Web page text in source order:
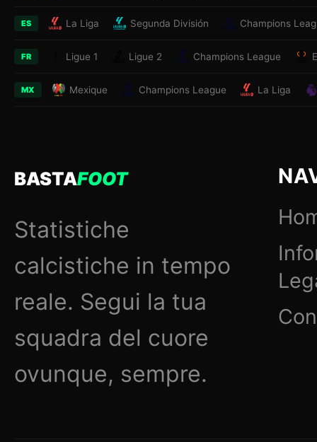
ES La Liga Segunda División Champions
FR Ligue 1 Ligue 2 Champions League
MX Mexique Champions League La Liga
BASTAFOOT
Statistiche
calcistiche in tempo
reale. Segui la tua
squadra del cuore
ovunque, sempre.